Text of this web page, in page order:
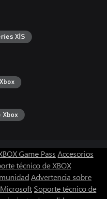
X|S
Xbox
Game Pass Accesorios
técnico de XBOX
Advertencia sobre
Soporte técnico de